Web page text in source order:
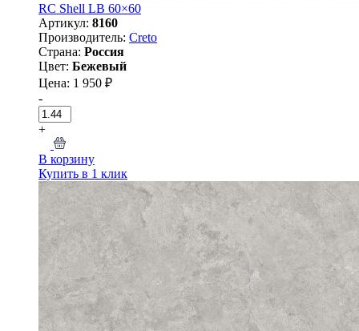
RC Shell LB 60×60
Артикул: 8160
Производитель: Creto
Страна: Россия
Цвет: Бежевый
Цена: 1 950 ₽
-
+
В корзину
Купить в 1 клик